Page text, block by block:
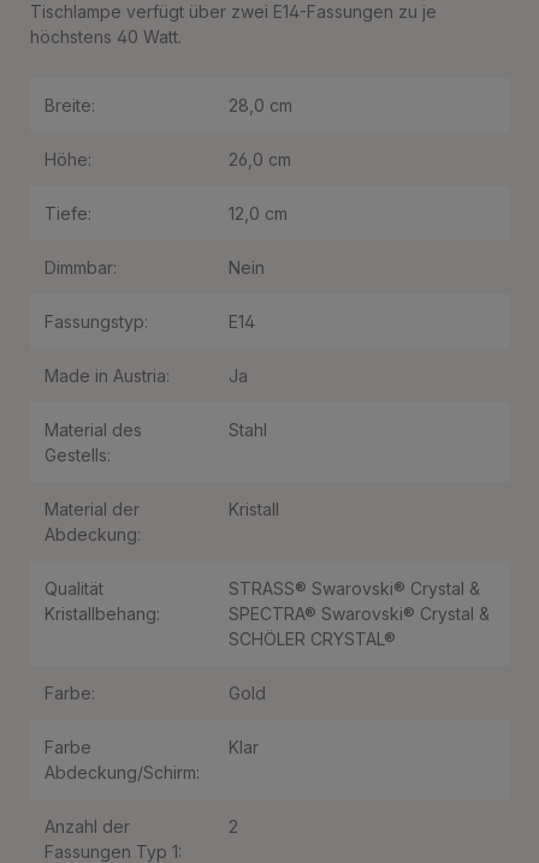
Tischlampe verfügt über zwei E14-Fassungen zu je
höchstens 40 Watt.
Breite: 28,0 cm
Höhe: 26,0 cm
Tiefe: 12,0 cm
Dimmbar: Nein
Fassungstyp: E14
Made in Austria: Ja
Material des
Gestells:
Stahl
Material der
Abdeckung:
Kristall
Qualität
Kristallbehang:
STRASS® Swarovski® Crystal &
SPECTRA® Swarovski® Crystal &
SCHÖLER CRYSTAL®
Farbe: Gold
Farbe
Abdeckung/Schirm:
Klar
Anzahl der
Fassungen Typ 1:
2